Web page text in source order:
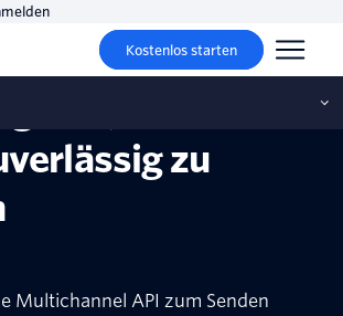
Kostenlos starten
API
API, um
zu
Multichannel API zum Senden